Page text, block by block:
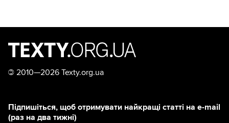
© 2010—2026 Texty.org.ua
Підпишіться, щоб отримувати найкращі статті на e-mail
(раз на два тижні)